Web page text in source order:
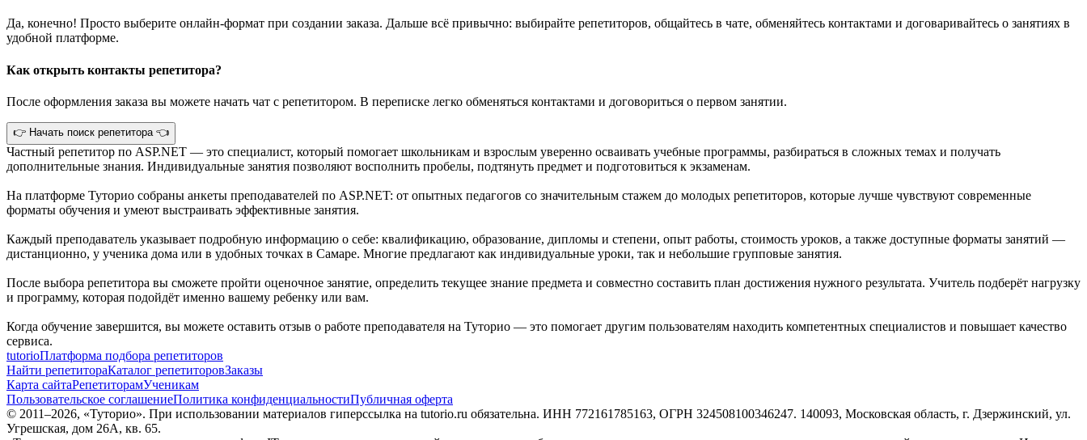
Да, конечно! Просто выберите онлайн-формат при создании заказа. Дальше всё привычно: выбирайте репетиторов, общайтесь в чате, обменяйтесь контактами и договаривайтесь о занятиях в
удобной платформе.
Как открыть контакты репетитора?
После оформления заказа вы можете начать чат с репетитором. В переписке легко обменяться контактами и договориться о первом занятии.
👉 Начать поиск репетитора 👈
Частный репетитор по ASP.NET — это специалист, который помогает школьникам и взрослым уверенно осваивать учебные программы, разбираться в сложных темах и получать
дополнительные знания. Индивидуальные занятия позволяют восполнить пробелы, подтянуть предмет и подготовиться к экзаменам.
На платформе Туторио собраны анкеты преподавателей по ASP.NET: от опытных педагогов со значительным стажем до молодых репетиторов, которые лучше чувствуют современные
форматы обучения и умеют выстраивать эффективные занятия.
Каждый преподаватель указывает подробную информацию о себе: квалификацию, образование, дипломы и степени, опыт работы, стоимость уроков, а также доступные форматы занятий —
дистанционно, у ученика дома или в удобных точках в Самаре. Многие предлагают как индивидуальные уроки, так и небольшие групповые занятия.
После выбора репетитора вы сможете пройти оценочное занятие, определить текущее знание предмета и совместно составить план достижения нужного результата. Учитель подберёт нагрузку
и программу, которая подойдёт именно вашему ребенку или вам.
Когда обучение завершится, вы можете оставить отзыв о работе преподавателя на Туторио — это помогает другим пользователям находить компетентных специалистов и повышает качество
сервиса.
tutorioПлатформа подбора репетиторов
Найти репетитораКаталог репетиторовЗаказы
Карта сайтаРепетиторамУченикам
Пользовательское соглашениеПолитика конфиденциальностиПубличная оферта
© 2011–2026, «Туторио». При использовании материалов гиперссылка на tutorio.ru обязательна. ИНН 772161785163, ОГРН 324508100346247. 140093, Московская область, г. Дзержинский, ул.
Угрешская, дом 26А, кв. 65.